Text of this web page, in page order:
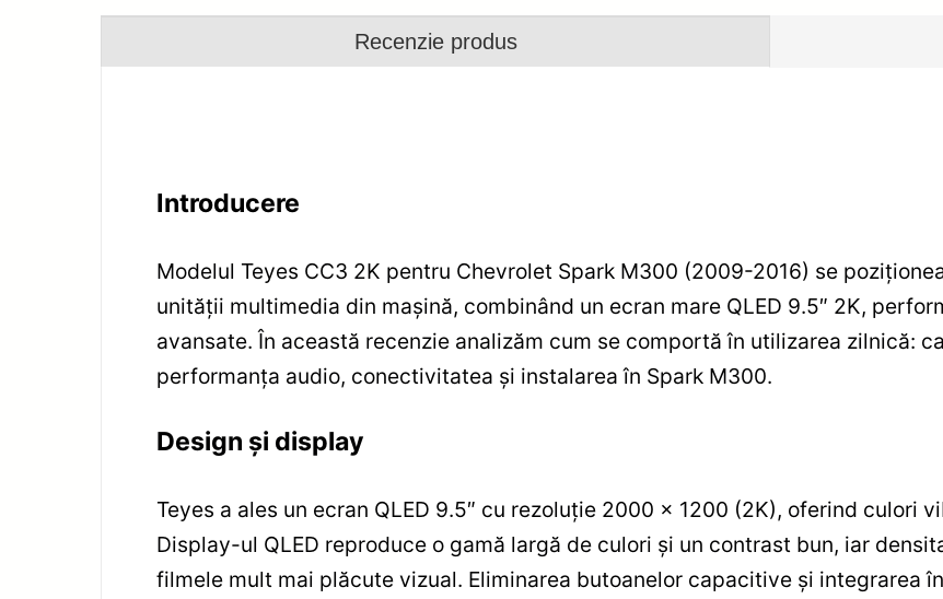
Recenzie produs
Introducere
Modelul Teyes CC3 2K pentru Chevrolet Spark M300 (2009-2016) se
unității multimedia din mașină, combinând un ecran mare QLED 9.5″ 2K,
avansate. În această recenzie analizăm cum se comportă în utilizarea zilnică:
performanța audio, conectivitatea și instalarea în Spark M300.
Design și display
Teyes a ales un ecran QLED 9.5″ cu rezoluție 2000 x 1200 (2K), oferind culori
Display-ul QLED reproduce o gamă largă de culori și un contrast bun, iar
filmele mult mai plăcute vizual. Eliminarea butoanelor capacitive și integrarea